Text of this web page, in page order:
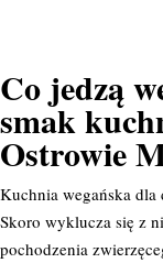
Co jedzą
smak
Ostrowie
Kuchnia wegańska
Skoro wyklucza się z
pochodzenia